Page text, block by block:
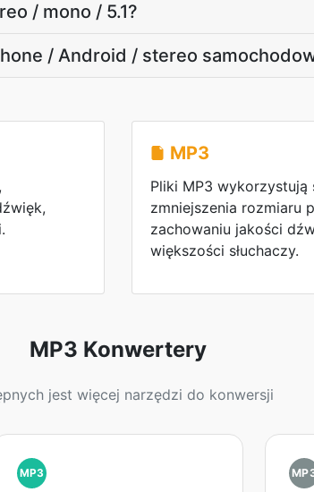
/ mono / 5.1?
/ Android / stereo
MP3
Pliki MP3
zmniejszenia rozmiaru
zachowaniu jakości
większości słuchaczy.
MP3 Konwertery
jest więcej narzędzi do konwersji
MP3